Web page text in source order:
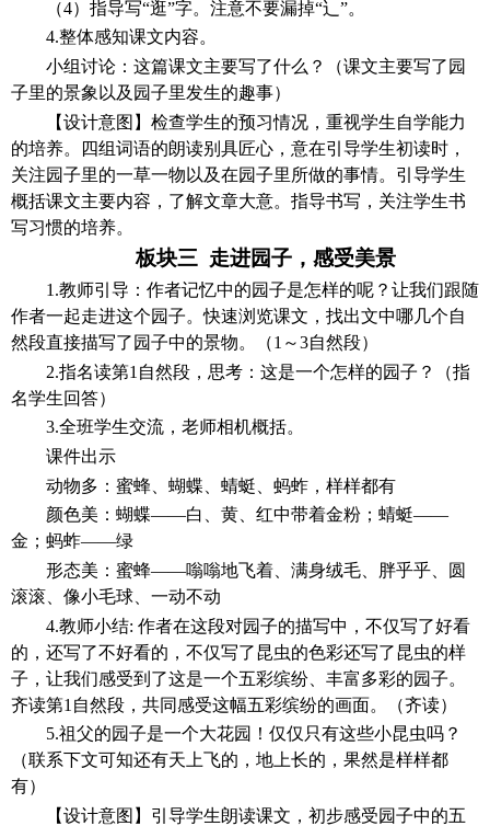
（4）指导写“逛”字。注意不要漏掉“辶”。
4.整体感知课文内容。
小组讨论：这篇课文主要写了什么？（课文主要写了园
子里的景象以及园子里发生的趣事）
【设计意图】 检查学生的预习情况，重视学生自学能力
的培养。四组词语的朗读别具匠心，意在引导学生初读时，
关注园子里的一草一物以及在园子里所做的事情。引导学生
概括课文主要内容，了解文章大意。指导书写，关注学生书
写习惯的培养。
板块三 走进园子，感受美景
1.教师引导：作者记忆中的园子是怎样的呢？让我们跟随
作者一起走进这个园子。快速浏览课文，找出文中哪几个自
然段直接描写了园子中的景物。（1～3自然段）
2.指名读第1自然段，思考：这是一个怎样的园子？（指
名学生回答）
3.全班学生交流，老师相机概括。
课件出示
动物多：蜜蜂、蝴蝶、蜻蜓、蚂蚱，样样都有
颜色美：蝴蝶——白、黄、红中带着金粉；蜻蜓——
金；蚂蚱——绿
形态美：蜜蜂——嗡嗡地飞着、满身绒毛、胖乎乎、圆
滚滚、像小毛球、一动不动
4.教师小结: 作者在这段对园子的描写中，不仅写了好看
的，还写了不好看的，不仅写了昆虫的色彩还写了昆虫的样
子，让我们感受到了这是一个五彩缤纷、丰富多彩的园子。
齐读第1自然段，共同感受这幅五彩缤纷的画面。（齐读）
5.祖父的园子是一个大花园！仅仅只有这些小昆虫吗？
（联系下文可知还有天上飞的，地上长的，果然是样样都
有）
【设计意图】 引导学生朗读课文，初步感受园子中的五